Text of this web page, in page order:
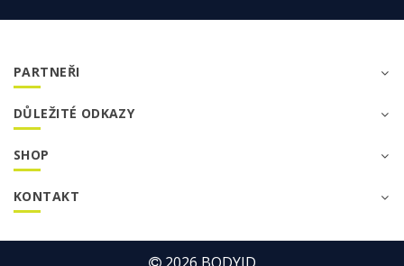
PARTNEŘI
DŮLEŽITÉ ODKAZY
SHOP
KONTAKT